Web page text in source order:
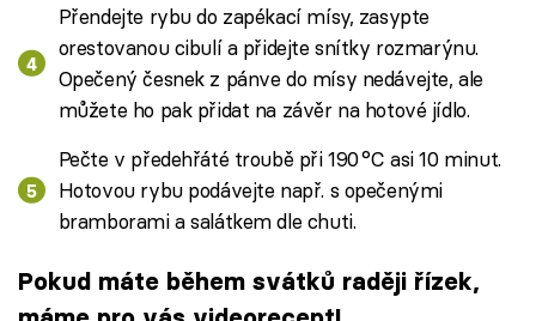
Přendejte rybu do zapékací mísy, zasypte
orestovanou cibulí a přidejte snítky rozmarýnu.
Opečený česnek z pánve do mísy nedávejte, ale
můžete ho pak přidat na závěr na hotové jídlo.
Pečte v předehřáté troubě při 190 °C asi 10 minut.
Hotovou rybu podávejte např. s opečenými
bramborami a salátkem dle chuti.
Pokud máte během svátků raději řízek,